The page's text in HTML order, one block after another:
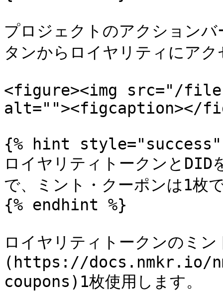
プロジェクトのアクション
タンからロイヤリティにア
<figure><img src="/files/
alt=""><figcaption></
{% hint style="success"
ロイヤリティトークンとDID
で、ミント・クーポンは1枚
{% endhint %}
ロイヤリティトークンのミ
(https://docs.nmkr.io/
coupons)1枚使用します。